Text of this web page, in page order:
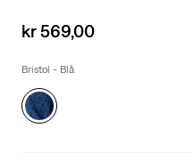
Sale
is
kr 569,00
Bristol - Blå